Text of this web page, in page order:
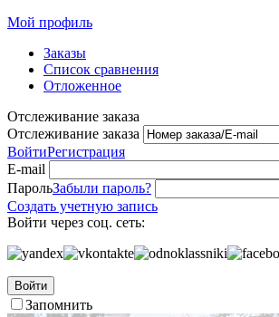
Мой профиль
Заказы
Список сравнения
Отложенное
Отслеживание заказа
Отслеживание заказа
ВойтиРегистрация
E-mail
ПарольЗабыли пароль?
Создать учетную запись
Войти через соц. сеть:
Войти
Запомнить